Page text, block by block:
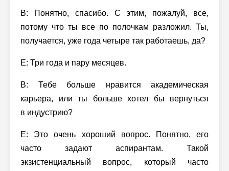
В: Понятно, спасибо. С этим, пожалуй, все,
потому что ты все по полочкам разложил. Ты,
получается, уже года четыре так работаешь, да?
Е: Три года и пару месяцев.
В: Тебе больше нравится академическая
карьера, или ты больше хотел бы вернуться
в индустрию?
Е: Это очень хороший вопрос. Понятно, его
часто задают аспирантам. Такой
экзистенциальный вопрос, который часто